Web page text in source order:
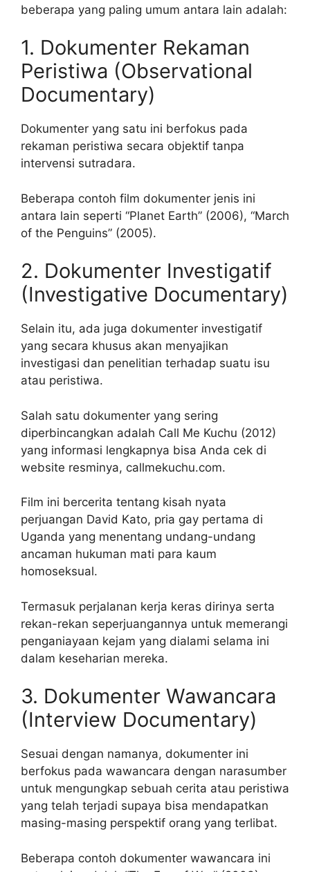
beberapa yang paling umum antara lain adalah:
1. Dokumenter Rekaman
Peristiwa (Observational
Documentary)
Dokumenter yang satu ini berfokus pada
rekaman peristiwa secara objektif tanpa
intervensi sutradara.
Beberapa contoh film dokumenter jenis ini
antara lain seperti “Planet Earth” (2006), “March
of the Penguins” (2005).
2. Dokumenter Investigatif
(Investigative Documentary)
Selain itu, ada juga dokumenter investigatif
yang secara khusus akan menyajikan
investigasi dan penelitian terhadap suatu isu
atau peristiwa.
Salah satu dokumenter yang sering
diperbincangkan adalah Call Me Kuchu (2012)
yang informasi lengkapnya bisa Anda cek di
website resminya, callmekuchu.com.
Film ini bercerita tentang kisah nyata
perjuangan David Kato, pria gay pertama di
Uganda yang menentang undang-undang
ancaman hukuman mati para kaum
homoseksual.
Termasuk perjalanan kerja keras dirinya serta
rekan-rekan seperjuangannya untuk memerangi
penganiayaan kejam yang dialami selama ini
dalam keseharian mereka.
3. Dokumenter Wawancara
(Interview Documentary)
Sesuai dengan namanya, dokumenter ini
berfokus pada wawancara dengan narasumber
untuk mengungkap sebuah cerita atau peristiwa
yang telah terjadi supaya bisa mendapatkan
masing-masing perspektif orang yang terlibat.
Beberapa contoh dokumenter wawancara ini